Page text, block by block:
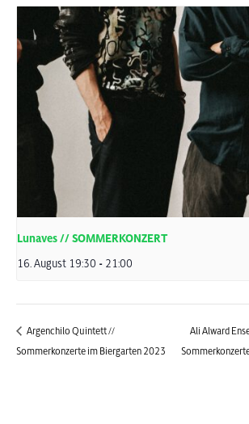
Lunaves // SOMMERKONZERT
16. August 19:30 - 21:00
Argenchilo Quintett //
Sommerkonzerte im Biergarten 2023
Ali Alward